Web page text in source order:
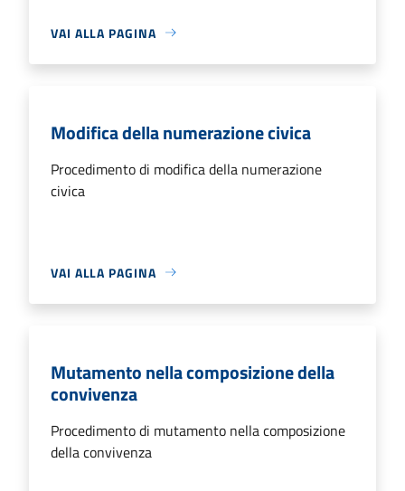
VAI ALLA PAGINA
Modifica della numerazione civica
Procedimento di modifica della numerazione
civica
VAI ALLA PAGINA
Mutamento nella composizione della
convivenza
Procedimento di mutamento nella composizione
della convivenza